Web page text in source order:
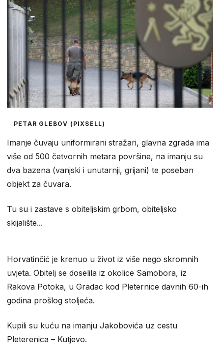
PETAR GLEBOV (PIXSELL)
Imanje čuvaju uniformirani stražari, glavna zgrada ima
više od 500 četvornih metara površine, na imanju su
dva bazena (vanjski i unutarnji, grijani) te poseban
objekt za čuvara.
Tu su i zastave s obiteljskim grbom, obiteljsko
skijalište...
Horvatinčić je krenuo u život iz više nego skromnih
uvjeta. Obitelj se doselila iz okolice Samobora, iz
Rakova Potoka, u Gradac kod Pleternice davnih 60-ih
godina prošlog stoljeća.
Kupili su kuću na imanju Jakobovića uz cestu
Pleterenica – Kutjevo.